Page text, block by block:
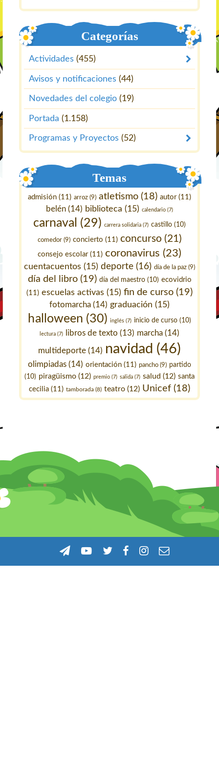
Categorías
Actividades (455)
Avisos y notificaciones (44)
Novedades del colegio (19)
Portada (1.158)
Programas y Proyectos (52)
Temas
admisión (11) arroz (9) atletismo (18) autor(11)
belén (14) biblioteca (15) calendario (7)
carnaval (29) carrera solidaria (7) castillo (10)
comedor(9) concierto (11) concurso (21)
consejo escolar(11) coronavirus (23)
cuentacuentos (15) deporte (16) día de la paz (9)
día del libro(19) día del maestro(10) ecovidrio
(11) escuelas activas (15) fin de curso (19)
fotomarcha (14) graduación (15)
halloween (30) inglés(7) inicio de curso(10)
lectura (7) libros de texto (13) marcha (14)
multideporte(14) navidad (46)
olimpiadas (14) orientación (11) pancho (9) partido
(10) piragüismo (12) premio (7) salida (7) salud (12) santa
cecilia (11) tamborada (8) teatro (12) Unicef (18)